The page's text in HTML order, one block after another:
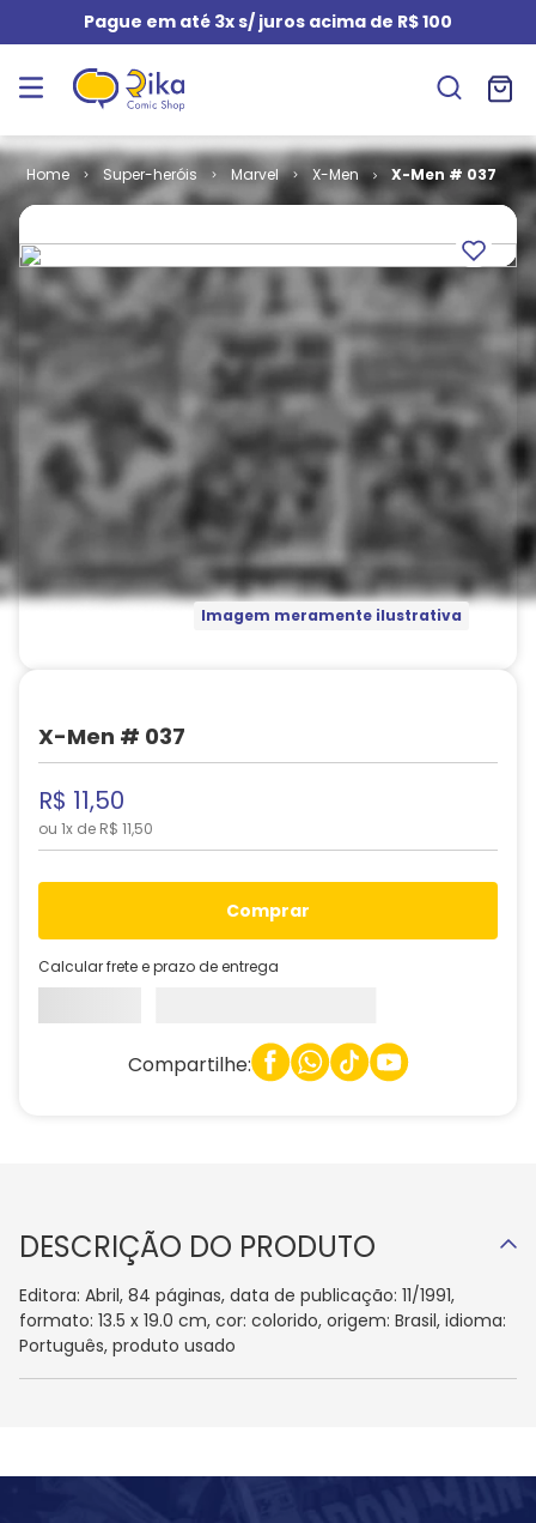
Pague em até 3x s/ juros acima de R$ 100
Super-heróis Marvel X-Men X-Men # 037
Imagem meramente ilustrativa
X-Men # 037
R$ 11,50
ou 1x de R$ 11,50
comprar
Calcular frete e prazo de entrega
Compartilhe:
DESCRIÇÃO DO PRODUTO
Editora: Abril, 84 páginas, data de publicação: 11/1991,
formato: 13.5 x 19.0 cm, cor: colorido, origem: Brasil, idioma:
Português, produto usado